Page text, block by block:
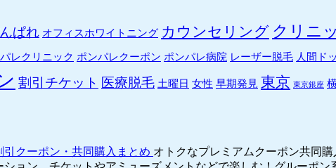
ぱれ オフィスホワイトニング カウンセリング クリニ
レクリニック ポンパレクーポン ポンパレ病院 レーザー脱毛 人間ド
割引チケット 医療脱毛 土曜日 女性 早期発見 東京 東京銀座
クーポン・共同購入まとめ オトクなプレミアムクーポン共同